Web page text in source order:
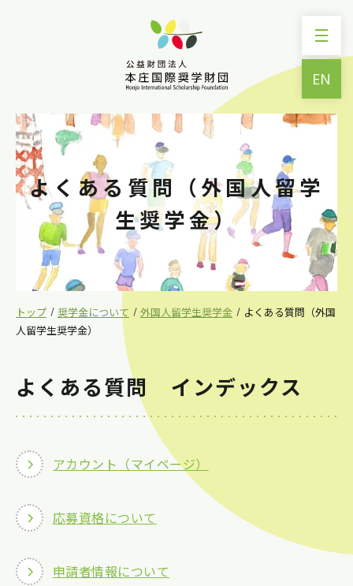
EN
財団の紹介
奨学金について
研究助成金について
機関誌
寄付について
HISFワークショップ
お知らせ一覧
イベント一覧
お問い合わせ
よくある質問（外国人留学
生奨学金）
トップ 奨学金について 外国人留学生奨学金
よくある質問（外国
人留学生奨学金）
よくある質問 インデックス
アカウント（マイページ）
応募資格について
申請者情報について